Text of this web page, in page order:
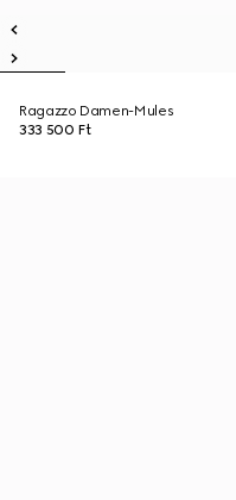
Ragazzo Damen-Mules
333 500 Ft